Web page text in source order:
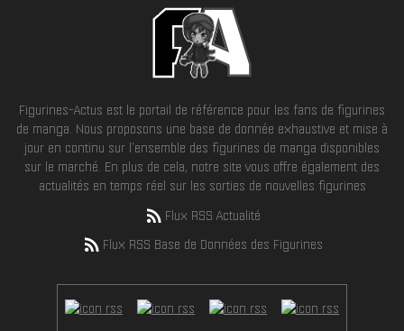
Figurines-Actus est le portail de référence pour les fans de figurines
de manga. Nous proposons une base de donnée exhaustive et mise à
jour en continu sur l'ensemble des figurines de manga disponibles
sur le marché. En plus de cela, notre site vous offre également des
actualités en temps réel sur les sorties de nouvelles figurines
Flux RSS Actualité
Flux RSS Base de Données des Figurines